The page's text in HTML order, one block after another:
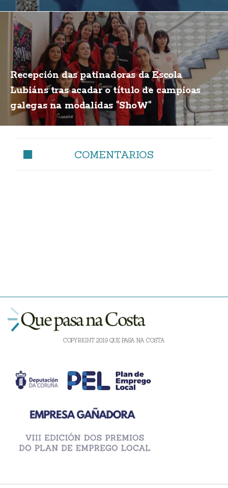
Recepción das patinadoras da Escola
Lubiáns tras acadar o título de campioas
galegas na modalidas "ShoW"
COMENTARIOS
COPYRIGHT 2019 QUE PASA NA COSTA